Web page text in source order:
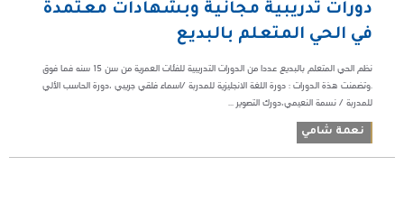
دورات تدريبية مجانية وبشهادات معتمدة
في الحي المتعلم بالبديع
نظم الحي المتعلم بالبديع عددا من الدورات التدريبية للفئات العمرية من سن 15 سنه فما فوق
.وتضمنت هذة الدورات : دورة اللغة الانجليزية للمدربة /اسماء فلقي جريبي ،دورة الحاسب الألي
للمدربة / نسمة النعيمي،دورك التصوير ...
نعمة شامي